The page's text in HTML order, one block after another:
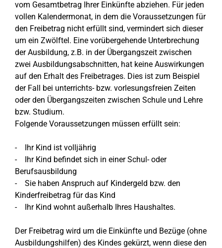
vom Gesamtbetrag Ihrer Einkünfte abziehen. Für jeden
vollen Kalendermonat, in dem die Voraussetzungen für
den Freibetrag nicht erfüllt sind, vermindert sich dieser
um ein Zwölftel. Eine vorübergehende Unterbrechung
der Ausbildung, z.B. in der Übergangszeit zwischen
zwei Ausbildungsabschnitten, hat keine Auswirkungen
auf den Erhalt des Freibetrages. Dies ist zum Beispiel
der Fall bei unterrichts- bzw. vorlesungsfreien Zeiten
oder den Übergangszeiten zwischen Schule und Lehre
bzw. Studium.
Folgende Voraussetzungen müssen erfüllt sein:
- Ihr Kind ist volljährig
- Ihr Kind befindet sich in einer Schul- oder
Berufsausbildung
- Sie haben Anspruch auf Kindergeld bzw. den
Kinderfreibetrag für das Kind
- Ihr Kind wohnt außerhalb Ihres Haushaltes.
Der Freibetrag wird um die Einkünfte und Bezüge (ohne
Ausbildungshilfen) des Kindes gekürzt, wenn diese den